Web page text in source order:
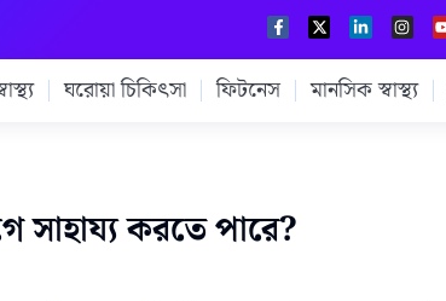
ঘরোয়া চিকিৎসা ফিটনেস মানসিক স্বাস্থ্য
সাহায্য করতে পারে?